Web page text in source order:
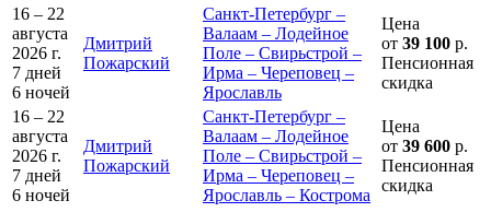
16 – 22
августа
2026 г.
7 дней
6 ночей
Дмитрий
Пожарский
Санкт-Петербург –
Валаам – Лодейное
Поле – Свирьстрой –
Ирма – Череповец –
Ярославль
Цена
от 39 100 р.
Пенсионная
скидка
16 – 22
августа
2026 г.
7 дней
6 ночей
Дмитрий
Пожарский
Санкт-Петербург –
Валаам – Лодейное
Поле – Свирьстрой –
Ирма – Череповец –
Ярославль – Кострома
Цена
от 39 600 р.
Пенсионная
скидка